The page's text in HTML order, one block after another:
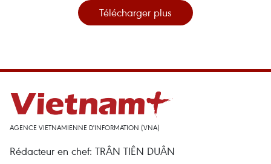
Télécharger plus
AGENCE VIETNAMIENNE D'INFORMATION (VNA)
Rédacteur en chef: TRÂN TIÊN DUÂN